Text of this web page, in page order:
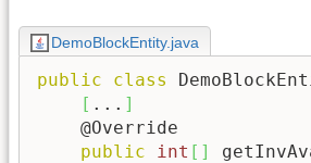
DemoBlockEntity.java
public class
[ ... ]
    @Override
public
int [ ]